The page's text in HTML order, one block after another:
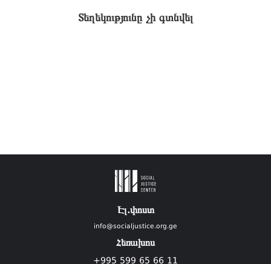
Տեղեկությունը չի գտնվել
Էլ.փոստ
info@socialjustice.org.ge
Հեռախոս
+995 599 65 66 11